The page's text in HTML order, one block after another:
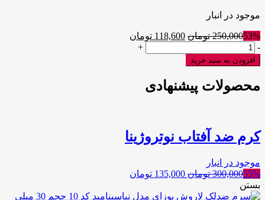
موجود در انبار
53%
250,000 تومان 118,600 تومان
ریمل
پوکه
فلزی
گرل
-
+
افزودن به سبد خرید
محصولات پیشنهادی
کرم ضد آفتاب نوتروژینا
موجود در انبار
55%
300,000 تومان 135,000 تومان
بستن